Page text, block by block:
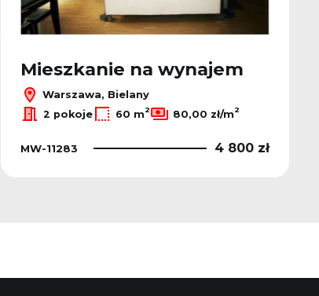
Mieszkanie na wynajem
Warszawa, Bielany
2 pokoje 60 m2 80,00 zł/m2
MW-11283 4 800 zł